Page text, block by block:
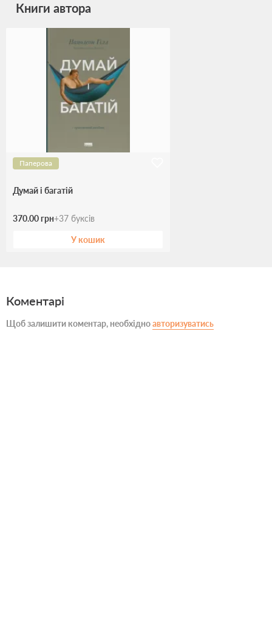
Книги автора
Паперова
Думай і багатій
370.00 грн+37 буксів
У кошик
Коментарі
Щоб залишити коментар, необхідноавторизуватись